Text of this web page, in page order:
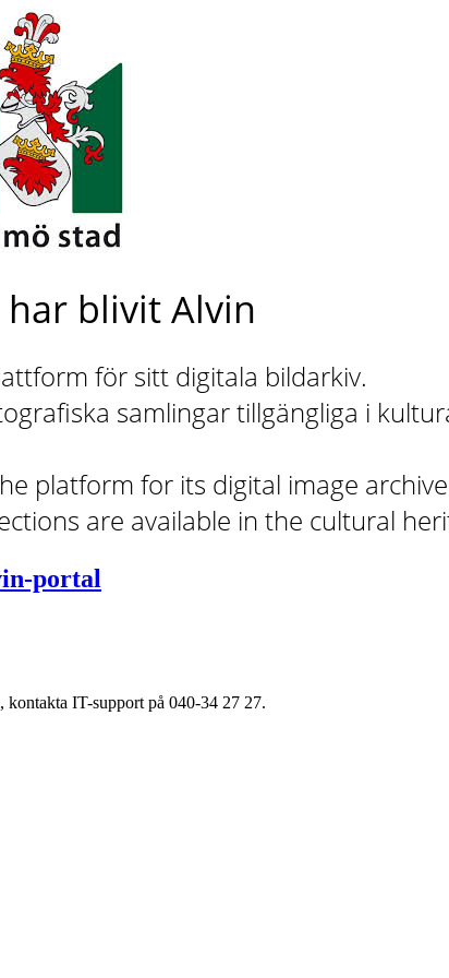
blivit Alvin
för sitt digitala bildarkiv.
samlingar tillgängliga i
platform for its digital image
are available in the cultural
portal
kontakta IT-support på 040-34 27 27.